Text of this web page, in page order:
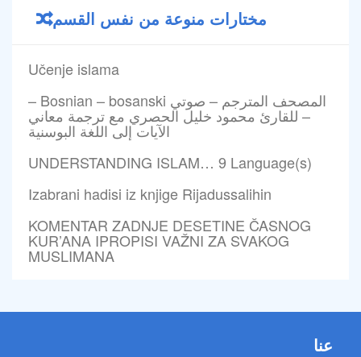
مختارات منوعة من نفس القسم
Učenje islama
– Bosnian – bosanski المصحف المترجم – صوتي
– للقارئ محمود خليل الحصري مع ترجمة معاني
الآيات إلى اللغة البوسنية
UNDERSTANDING ISLAM… 9 Language(s)
Izabrani hadisi iz knjige Rijadussalihin
KOMENTAR ZADNJE DESETINE ČASNOG
KUR’ANA IPROPISI VAŽNI ZA SVAKOG
MUSLIMANA
عنا